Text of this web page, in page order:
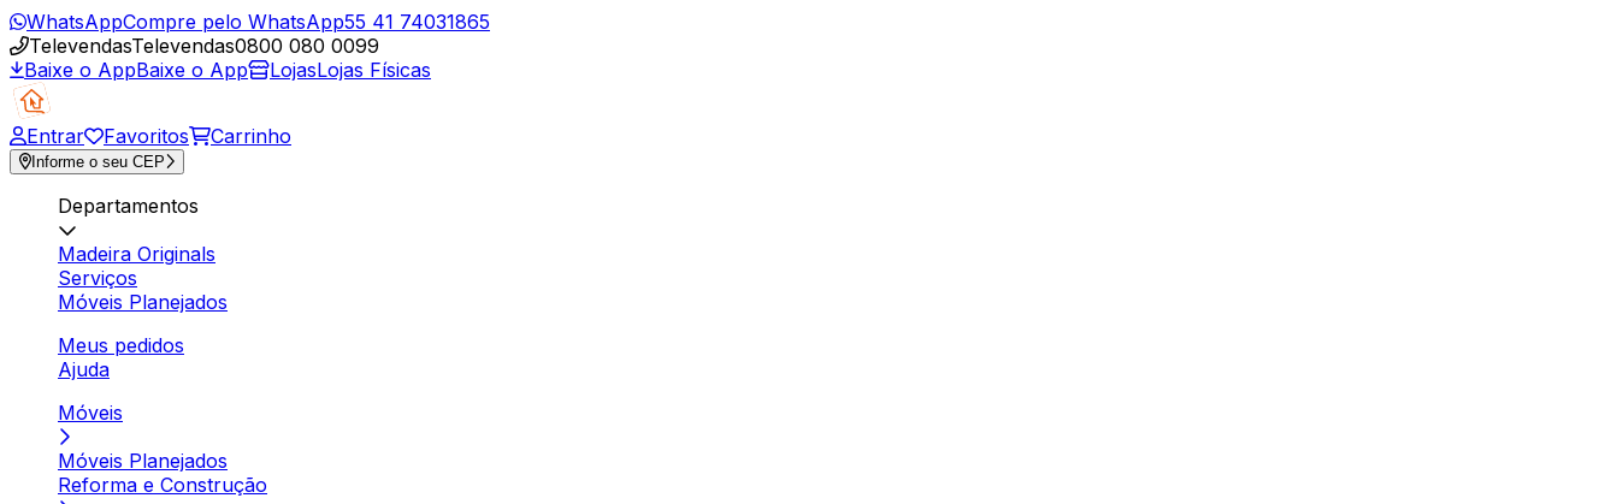
WhatsAppCompre pelo WhatsApp55 41 74031865
TelevendasTelevendas0800 080 0099
Baixe o AppBaixe o App LojasLojas Físicas
Entrar Favoritos Carrinho
Informe o seu CEP
Departamentos
Madeira Originals
Serviços
Móveis Planejados
Meus pedidos
Ajuda
Móveis
Móveis Planejados
Reforma e Construção